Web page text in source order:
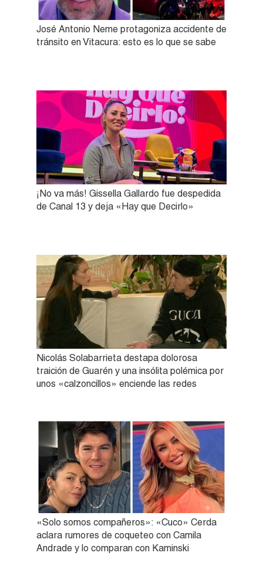
José Antonio Neme protagoniza accidente de
tránsito en Vitacura: esto es lo que se sabe
¡No va más! Gissella Gallardo fue despedida
de Canal 13 y deja «Hay que Decirlo»
Nicolás Solabarrieta destapa dolorosa
traición de Guarén y una insólita polémica por
unos «calzoncillos» enciende las redes
«Solo somos compañeros»: «Cuco» Cerda
aclara rumores de coqueteo con Camila
Andrade y lo comparan con Kaminski